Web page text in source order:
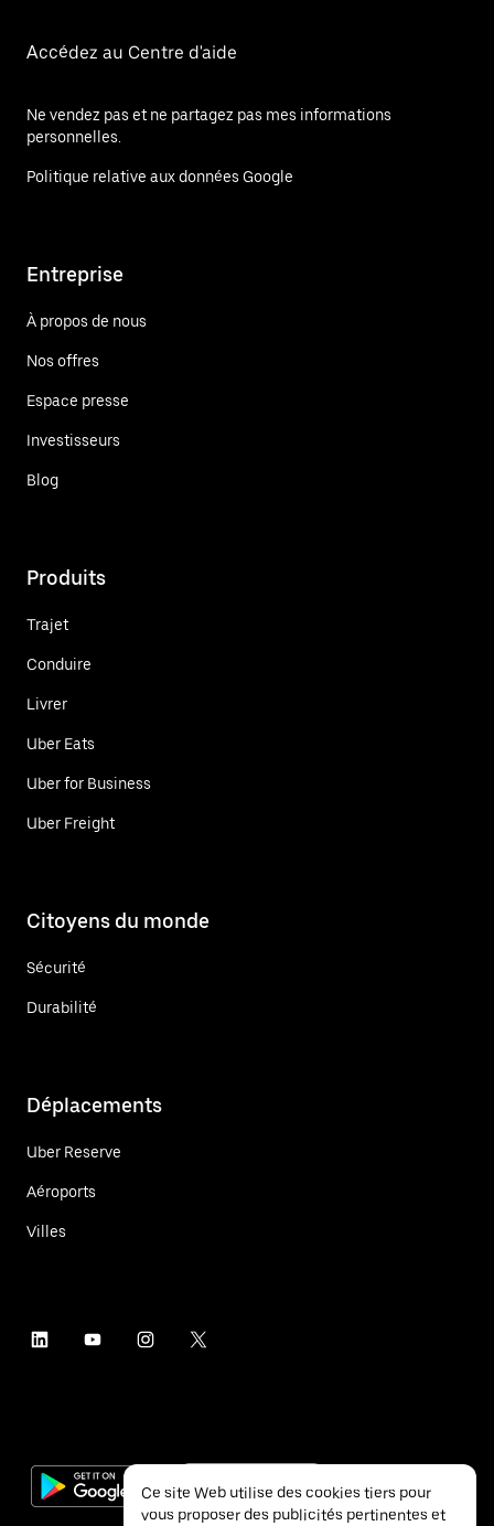
Accédez au Centre d'aide
Ne vendez pas et ne partagez pas mes informations
personnelles.
Politique relative aux données Google
Entreprise
À propos de nous
Nos offres
Espace presse
Investisseurs
Blog
Produits
Trajet
Conduire
Livrer
Uber Eats
Uber for Business
Uber Freight
Citoyens du monde
Sécurité
Durabilité
Déplacements
Uber Reserve
Aéroports
Villes
Ce site Web utilise des cookies tiers pour
vous proposer des publicités pertinentes et